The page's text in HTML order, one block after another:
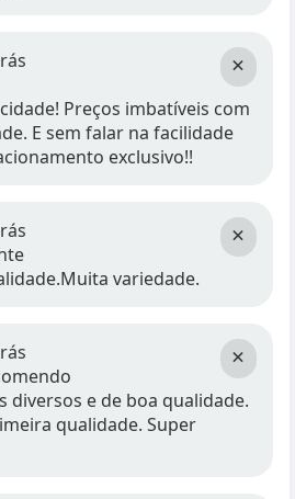
×
Preços imbatíveis com
E sem falar na facilidade
exclusivo!!
×
variedade.
×
diversos e de boa qualidade.
qualidade. Super